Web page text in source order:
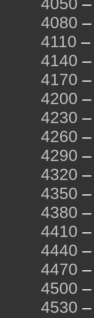
4050 –
4080 –
4110 –
4140 –
4170 –
4200 –
4230 –
4260 –
4290 –
4320 –
4350 –
4380 –
4410 –
4440 –
4470 –
4500 –
4530 –